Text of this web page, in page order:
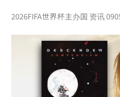
2026FIFA世界杯主办国 资讯